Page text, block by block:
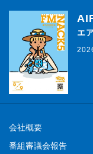
エ
会社概要
番組審議会報告